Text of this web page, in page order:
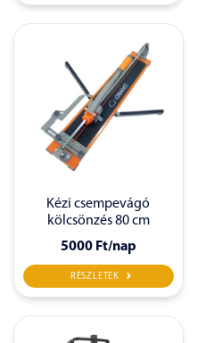
Kézi csempevágó
kölcsönzés 80 cm
5000 Ft/nap
RÉSZLETEK